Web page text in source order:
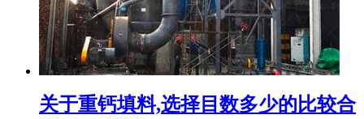
关于重钙填料,选择目数多少的比较合